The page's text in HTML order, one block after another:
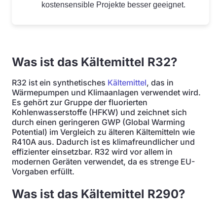
kostensensible Projekte besser geeignet.
Was ist das Kältemittel R32?
R32 ist ein synthetisches Kältemittel, das in
Wärmepumpen und Klimaanlagen verwendet wird.
Es gehört zur Gruppe der fluorierten
Kohlenwasserstoffe (HFKW) und zeichnet sich
durch einen geringeren GWP (Global Warming
Potential) im Vergleich zu älteren Kältemitteln wie
R410A aus. Dadurch ist es klimafreundlicher und
effizienter einsetzbar. R32 wird vor allem in
modernen Geräten verwendet, da es strenge EU-
Vorgaben erfüllt.
Was ist das Kältemittel R290?